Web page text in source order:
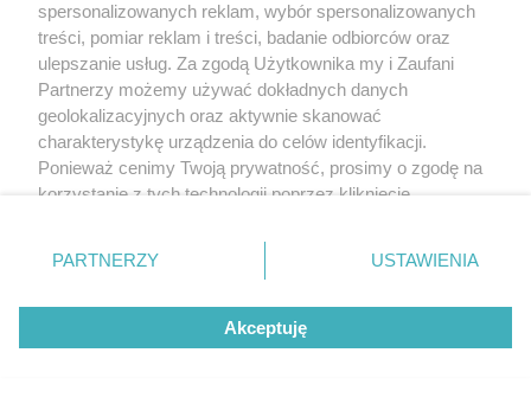
spersonalizowanych reklam, wybór spersonalizowanych
treści, pomiar reklam i treści, badanie odbiorców oraz
ulepszanie usług. Za zgodą Użytkownika my i Zaufani
Partnerzy możemy używać dokładnych danych
geolokalizacyjnych oraz aktywnie skanować
charakterystykę urządzenia do celów identyfikacji.
Ponieważ cenimy Twoją prywatność, prosimy o zgodę na
korzystanie z tych technologii poprzez kliknięcie
zmienić/wycofać klikając przycisk ustawień prywatności
znajdujący się w lewym dolnym rogu strony
rodzaje przetwarzania danych nie wymagają zgody
użytkownika, ale masz prawo sprzeciwić się takiemu
przetwarzaniu. Preferencje będą miały zastosowanie tylko
PARTNERZY USTAWIENIA
Akceptuję